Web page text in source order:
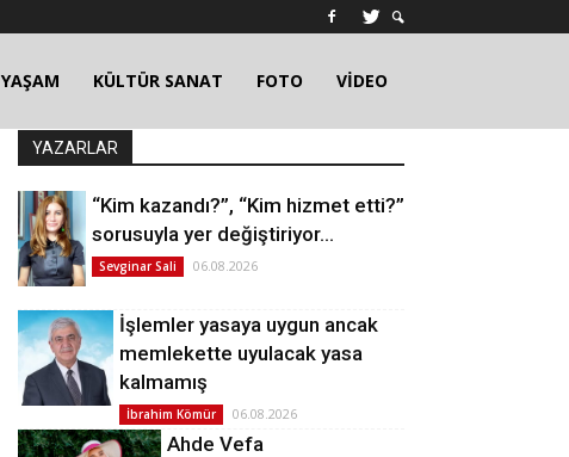
YAŞAM KÜLTÜR SANAT FOTO VİDEO
YAZARLAR
“Kim kazandı?”, “Kim hizmet etti?”
sorusuyla yer değiştiriyor…
Sevginar Sali 06.08.2026
İşlemler yasaya uygun ancak
memlekette uyulacak yasa
kalmamış
İbrahim Kömür 06.08.2026
Ahde Vefa